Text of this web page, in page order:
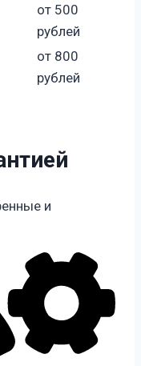
от 500
рублей
от 800
рублей
и